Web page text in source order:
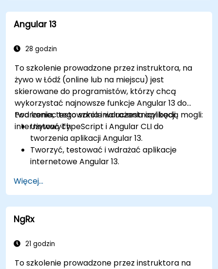
Angular 13
28 godzin
To szkolenie prowadzone przez instruktora, na
żywo w Łódź (online lub na miejscu) jest
skierowane do programistów, którzy chcą
wykorzystać najnowsze funkcje Angular 13 do
tworzenia, testowania i wdrażania aplikacji
internetowych.
Pod koniec tego szkolenia uczestnicy będą mogli:
Używać TypeScript i Angular CLI do
tworzenia aplikacji Angular 13.
Tworzyć, testować i wdrażać aplikacje
internetowe Angular 13.
mogą być używane w dowolnej aplikacji lub
stronie internetowej.
Więcej...
NgRx
21 godzin
To szkolenie prowadzone przez instruktora na